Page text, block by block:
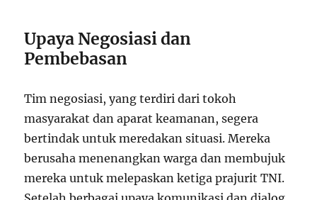
Upaya Negosiasi dan
Pembebasan
Tim negosiasi, yang terdiri dari tokoh
masyarakat dan aparat keamanan, segera
bertindak untuk meredakan situasi. Mereka
berusaha menenangkan warga dan membujuk
mereka untuk melepaskan ketiga prajurit TNI.